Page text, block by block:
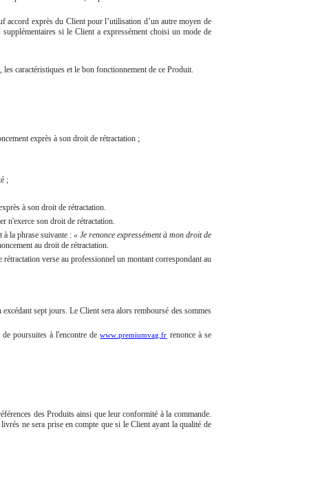
accord exprès du Client pour l’utilisation d’un autre moyen de
si le Client a expressément choisi un mode de
caractéristiques et le bon fonctionnement de ce Produit.
exprès à son droit de rétractation ;
;
à son droit de rétractation.
n'exerce son droit de rétractation.
à la phrase suivante :« Je renonce expressément à mon droit de
au droit de rétractation.
verse au professionnel un montant correspondant au
sept jours. Le Client sera alors remboursé des sommes
de poursuites à l'encontre dewww.premiumvag.fr renonce à se
des Produits ainsi que leur conformité à la commande.
ne sera prise en compte que si le Client ayant la qualité de